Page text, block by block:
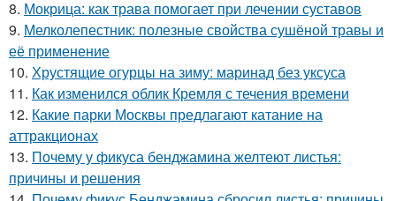
8. Мокрица: как трава помогает при лечении суставов
9. Мелколепестник: полезные свойства сушёной травы и
её применение
10. Хрустящие огурцы на зиму: маринад без уксуса
11. Как изменился облик Кремля с течения времени
12. Какие парки Москвы предлагают катание на
аттракционах
13. Почему у фикуса бенджамина желтеют листья:
причины и решения